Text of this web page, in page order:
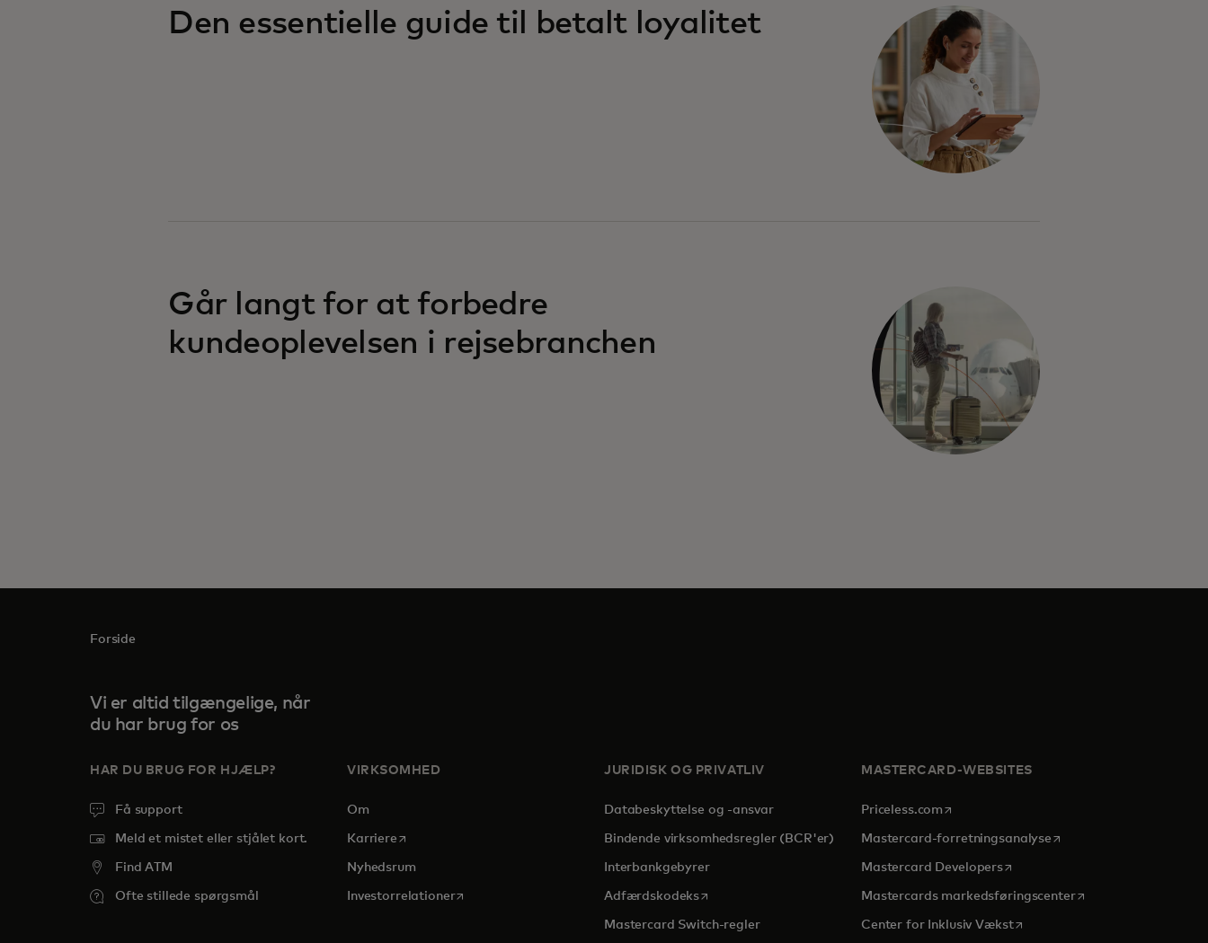
Den essentielle guide til betalt loyalitet
Går langt for at forbedre
kundeoplevelsen i rejsebranchen
Forside
Vi er altid tilgængelige, når
du har brug for os
HAR DU BRUG FOR HJÆLP?
Få support
Meld et mistet eller stjålet kort.
Find ATM
Ofte stillede spørgsmål
VIRKSOMHED
Om
Karriereopens in a new tab
Nyhedsrum
Investorrelationeropens in a new tab
JURIDISK OG PRIVATLIV
Databeskyttelse og -ansvar
Bindende virksomhedsregler (BCR'er)
Interbankgebyrer
Adfærdskodeksopens in a new tab
Mastercard Switch-regler
MASTERCARD-WEBSITES
Priceless.com opens in a new tab
Mastercard-forretningsanalyseopens in a new tab
Mastercard Developersopens in a new tab
Mastercards markedsføringscenteropens in a new tab
Center for Inklusiv Vækstopens in a new tab